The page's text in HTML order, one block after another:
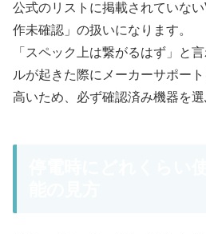
公式のリストに掲載されていな
作未確認」の扱いになります。
「スペック上は繋がるはず」と
ルが起きた際にメーカーサポー
高いため、必ず確認済み機器を選